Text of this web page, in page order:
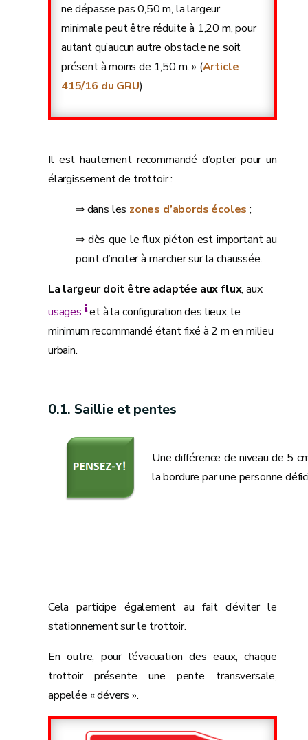
ne dépasse pas 0,50 m, la largeur
minimale peut être réduite à 1,20 m, pour
autant qu’aucun autre obstacle ne soit
présent à moins de 1,50 m. » (Article
415/16 du GRU)
Il est hautement recommandé d’opter pour un
élargissement de trottoir :
⇒ dans les zones d’abords écoles;
⇒ dès que le flux piéton est important au
point d’inciter à marcher sur la chaussée.
La largeur doit être adaptée aux flux, aux
usages et à la configuration des lieux, le
minimum recommandé étant fixé à 2 m en milieu
urbain.
Saillie et pentes
Une différence de niveau de 5
la bordure par une personne
Cela participe également au fait d’éviter le
stationnement sur le trottoir.
En outre, pour l’évacuation des eaux, chaque
trottoir présente une pente transversale,
appelée « dévers ».